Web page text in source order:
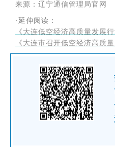
来源：辽宁通信管理局官网
·延伸阅读：
《大连低空经济高质量发展
《大连市召开低空经济高质量